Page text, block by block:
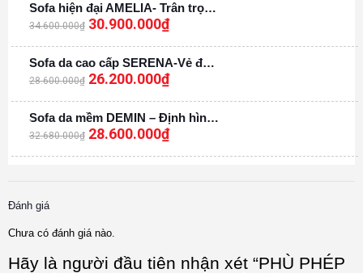
Sofa hiện đại AMELIA- Trân trọng từng khoảnh khắc
34.600.000₫ 30.900.000₫
11%
Sofa da cao cấp SERENA-Vẻ đẹp không phai
28.600.000₫ 26.200.000₫
Sofa da mềm DEMIN – Định hình không gian mới
32.680.000₫ 28.600.000₫
12%
Đánh giá
Chưa có đánh giá nào.
Hãy là người đầu tiên nhận xét “PHÙ PHÉP